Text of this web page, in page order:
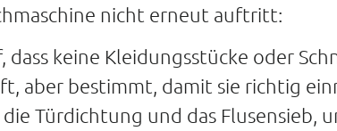
nicht erneut auftritt:
dass keine Kleidungsstücke oder
aber bestimmt, damit sie richtig
Türdichtung und das Flusensieb,